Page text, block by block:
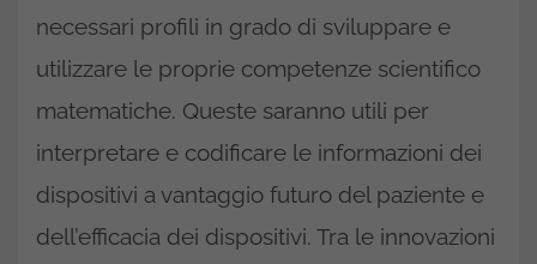
necessari profili in grado di sviluppare e
utilizzare le proprie competenze scientifico
matematiche. Queste saranno utili per
interpretare e codificare le informazioni dei
dispositivi a vantaggio futuro del paziente e
dell’efficacia dei dispositivi. Tra le innovazioni